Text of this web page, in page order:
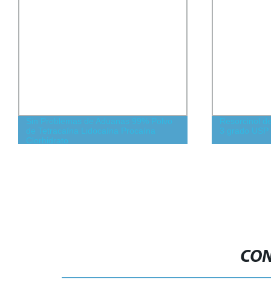
Sin Problemas de Aduanas 99% Polvo
de Tetracaína Lidocaína Procaína
Clorhidrato
Resorcinol
3 grado